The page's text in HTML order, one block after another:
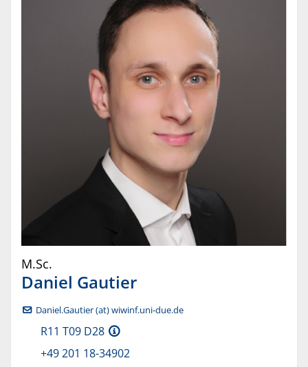
M.Sc.
Daniel Gautier
Daniel.Gautier (at) wiwinf.uni-due.de
R11 T09 D28
+49 201 18-34902